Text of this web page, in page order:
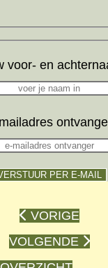
voor- en
VORIGE
VOLGENDE